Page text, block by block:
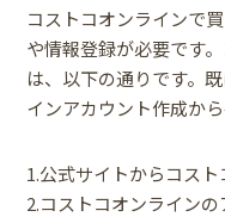
コストコオンラインで
や情報登録が必要です
は、以下の通りです。
インアカウント作成か
1.公式サイトからコス
2.コストコオンライン